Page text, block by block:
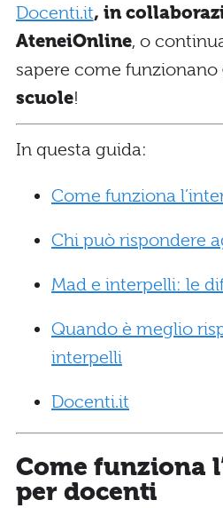
Docenti.it, in
AteneiOnline, o
sapere come funzionano
scuole!
In questa guida:
Come funziona
Chi può rispondere
Mad e interpelli: le
Quando è meglio
interpelli
Docenti.it
Come funziona
per docenti